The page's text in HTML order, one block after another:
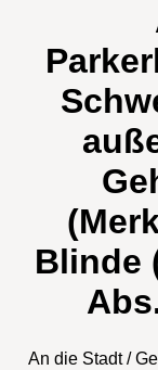
Blinde
An die Stadt /